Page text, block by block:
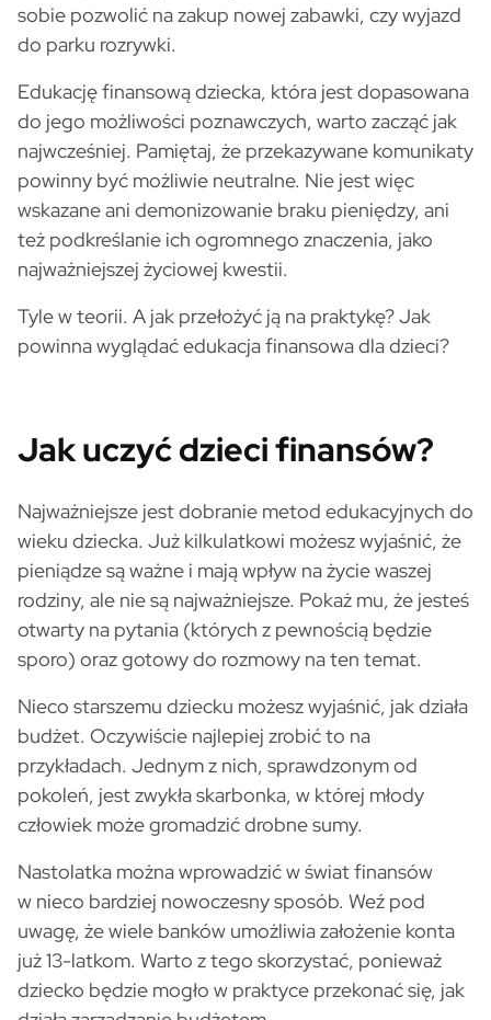
sobie pozwolić na zakup nowej zabawki, czy wyjazd
do parku rozrywki.
Edukację finansową dziecka, która jest dopasowana
do jego możliwości poznawczych, warto zacząć jak
najwcześniej. Pamiętaj, że przekazywane komunikaty
powinny być możliwie neutralne. Nie jest więc
wskazane ani demonizowanie braku pieniędzy, ani
też podkreślanie ich ogromnego znaczenia, jako
najważniejszej życiowej kwestii.
Tyle w teorii. A jak przełożyć ją na praktykę? Jak
powinna wyglądać edukacja finansowa dla dzieci?
Jak uczyć dzieci finansów?
Najważniejsze jest dobranie metod edukacyjnych do
wieku dziecka. Już kilkulatkowi możesz wyjaśnić, że
pieniądze są ważne i mają wpływ na życie waszej
rodziny, ale nie są najważniejsze. Pokaż mu, że jesteś
otwarty na pytania (których z pewnością będzie
sporo) oraz gotowy do rozmowy na ten temat.
Nieco starszemu dziecku możesz wyjaśnić, jak działa
budżet. Oczywiście najlepiej zrobić to na
przykładach. Jednym z nich, sprawdzonym od
pokoleń, jest zwykła skarbonka, w której młody
człowiek może gromadzić drobne sumy.
Nastolatka można wprowadzić w świat finansów
w nieco bardziej nowoczesny sposób. Weź pod
uwagę, że wiele banków umożliwia założenie konta
już 13-latkom. Warto z tego skorzystać, ponieważ
dziecko będzie mogło w praktyce przekonać się, jak